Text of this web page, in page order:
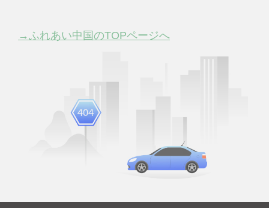
→ふれあい中国のTOPページへ